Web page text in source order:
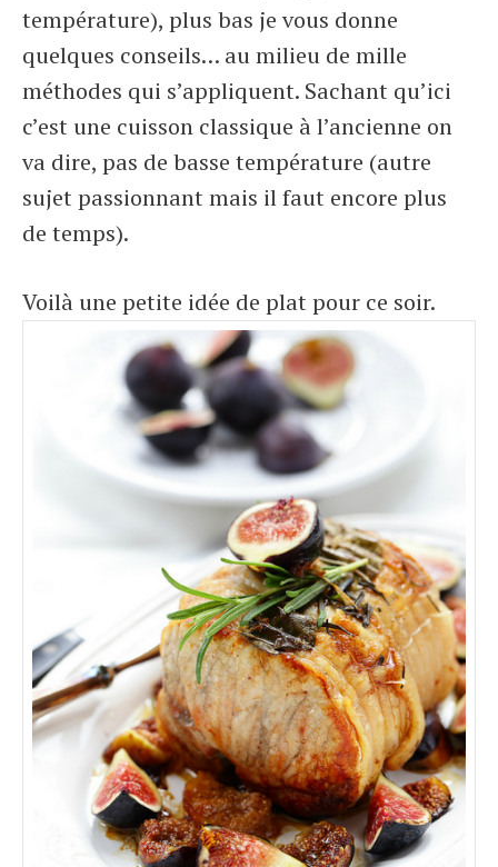
température), plus bas je vous donne
quelques conseils… au milieu de mille
méthodes qui s’appliquent. Sachant qu’ici
c’est une cuisson classique à l’ancienne on
va dire, pas de basse température (autre
sujet passionnant mais il faut encore plus
de temps).
Voilà une petite idée de plat pour ce soir.